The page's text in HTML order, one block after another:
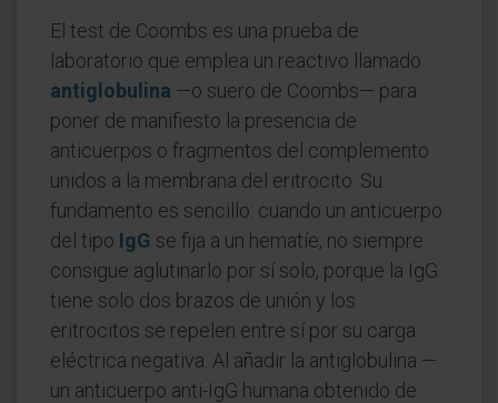
El test de Coombs es una prueba de
laboratorio que emplea un reactivo llamado
antiglobulina —o suero de Coombs— para
poner de manifiesto la presencia de
anticuerpos o fragmentos del complemento
unidos a la membrana del eritrocito. Su
fundamento es sencillo: cuando un anticuerpo
del tipo IgG se fija a un hematíe, no siempre
consigue aglutinarlo por sí solo, porque la IgG
tiene solo dos brazos de unión y los
eritrocitos se repelen entre sí por su carga
eléctrica negativa. Al añadir la antiglobulina —
un anticuerpo anti-IgG humana obtenido de